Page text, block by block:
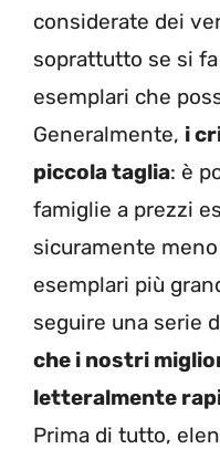
considerate dei
soprattutto se si
esemplari che
Generalmente, i
piccola taglia: è
famiglie a prezzi
sicuramente
esemplari più
seguire una serie
che i nostri
letteralmente
Prima di tutto,